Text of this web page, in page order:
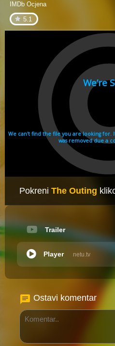
IMDb Ocjena
5.1
Pokreni The Outing
Trailer
netu.tv
Player
Ostavi komentar